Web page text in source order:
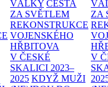
VÁLKY CESTA
ZA SVĚTLEM
REKONSTRUKCE
VOJENSKÉHO
HŘBITOVA
V ČESKÉ
SKALICI 2023–
2025 KDYŽ MUŽI
ZA
V